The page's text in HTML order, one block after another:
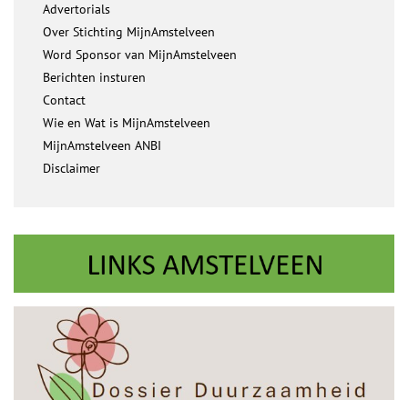
Advertorials
Over Stichting MijnAmstelveen
Word Sponsor van MijnAmstelveen
Berichten insturen
Contact
Wie en Wat is MijnAmstelveen
MijnAmstelveen ANBI
Disclaimer